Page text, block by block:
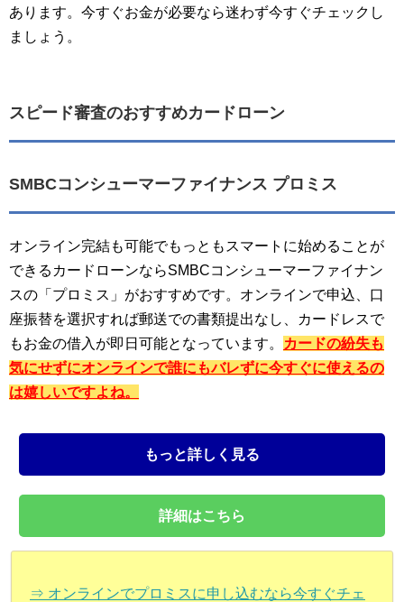
あります。今すぐお金が必要なら迷わず今すぐチェックし
ましょう。
スピード審査のおすすめカードローン
SMBCコンシューマーファイナンス プロミス
オンライン完結も可能でもっともスマートに始めることが
できるカードローンならSMBCコンシューマーファイナン
スの「プロミス」がおすすめです。オンラインで申込、口
座振替を選択すれば郵送での書類提出なし、カードレスで
もお金の借入が即日可能となっています。
カードの紛失も
気にせずにオンラインで誰にもバレずに今すぐに使えるの
は嬉しいですよね。
もっと詳しく見る
詳細はこちら
⇒ オンラインでプロミスに申し込むなら今すぐチェ